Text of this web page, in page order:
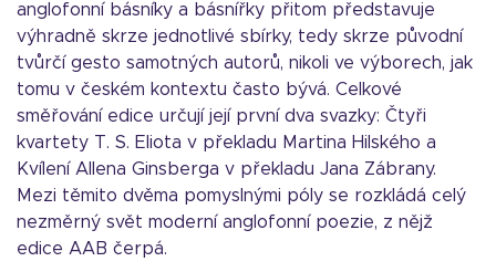
anglofonní básníky a básnířky přitom představuje
výhradně skrze jednotlivé sbírky, tedy skrze původní
tvůrčí gesto samotných autorů, nikoli ve výborech, jak
tomu v českém kontextu často bývá. Celkové
směřování edice určují její první dva svazky: Čtyři
kvartety T. S. Eliota v překladu Martina Hilského a
Kvílení Allena Ginsberga v překladu Jana Zábrany.
Mezi těmito dvěma pomyslnými póly se rozkládá celý
nezměrný svět moderní anglofonní poezie, z nějž
edice AAB čerpá.